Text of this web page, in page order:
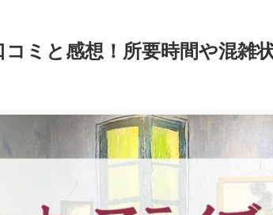
ミと感想！所要時間や混雑